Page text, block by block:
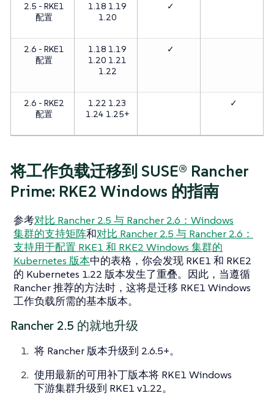
2.5 - RKE1
配置
1.18 1.19
1.20
✓
2.6 - RKE1
配置
1.18 1.19
1.20 1.21
1.22
✓
2.6 - RKE2
配置
1.22 1.23
1.24 1.25+
✓
将工作负载迁移到 SUSE® Rancher
Prime: RKE2 Windows 的指南
参考对比 Rancher 2.5 与 Rancher 2.6：Windows
集群的支持矩阵和对比 Rancher 2.5 与 Rancher 2.6：
支持用于配置 RKE1 和 RKE2 Windows 集群的
Kubernetes 版本中的表格，你会发现 RKE1 和 RKE2
的 Kubernetes 1.22 版本发生了重叠。因此，当遵循
Rancher 推荐的方法时，这将是迁移 RKE1 Windows
工作负载所需的基本版本。
Rancher 2.5 的就地升级
将 Rancher 版本升级到 2.6.5+。
使用最新的可用补丁版本将 RKE1 Windows
下游集群升级到 RKE1 v1.22。